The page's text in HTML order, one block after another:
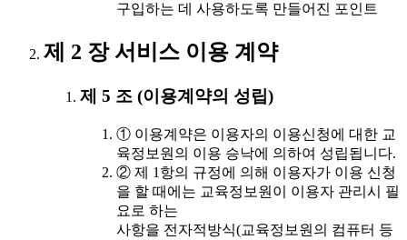
구입하는 데 사용하도록 만들어진 포인트
제 2 장 서비스 이용 계약
제 5 조 (이용계약의 성립)
① 이용계약은 이용자의 이용신청에 대한 교
육정보원의 이용 승낙에 의하여 성립됩니다.
② 제 1항의 규정에 의해 이용자가 이용 신청
을 할 때에는 교육정보원이 이용자 관리시 필
요로 하는
사항을 전자적방식(교육정보원의 컴퓨터 등